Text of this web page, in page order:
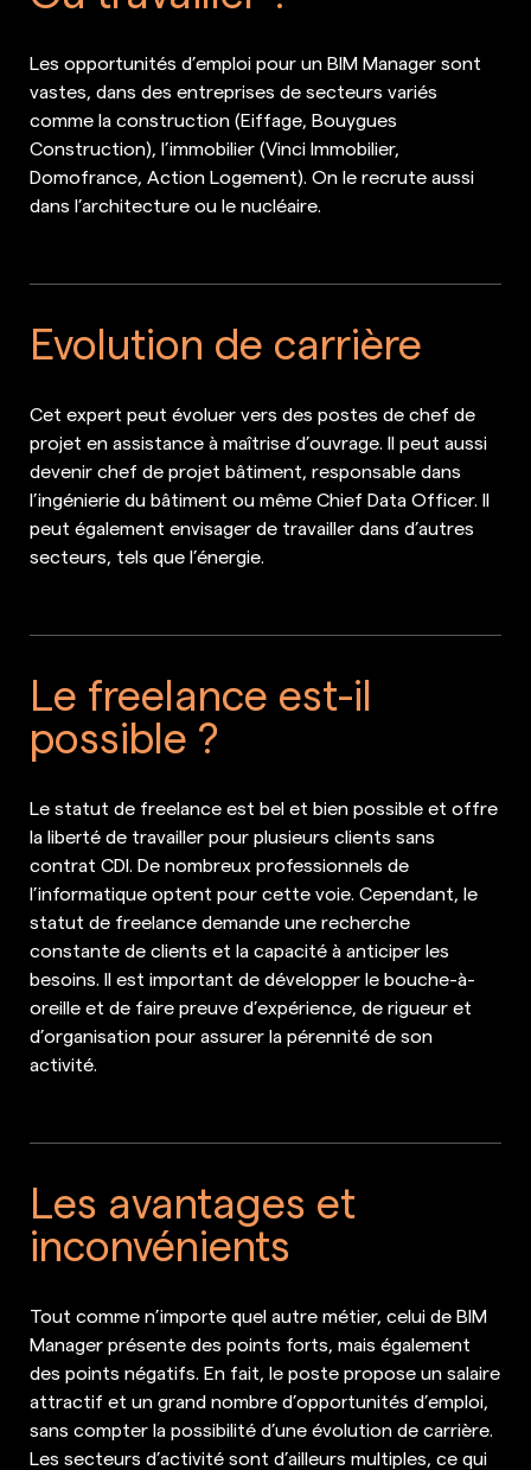
Les opportunités d’emploi pour un BIM Manager sont
vastes, dans des entreprises de secteurs variés
comme la construction (Eiffage, Bouygues
Construction), l’immobilier (Vinci Immobilier,
Domofrance, Action Logement). On le recrute aussi
dans l’architecture ou le nucléaire.
Evolution de carrière
Cet expert peut évoluer vers des postes de chef de
projet en assistance à maîtrise d’ouvrage. Il peut aussi
devenir chef de projet bâtiment, responsable dans
l’ingénierie du bâtiment ou même Chief Data Officer. Il
peut également envisager de travailler dans d’autres
secteurs, tels que l’énergie.
Le freelance est-il
possible ?
Le statut de freelance est bel et bien possible et offre
la liberté de travailler pour plusieurs clients sans
contrat CDI. De nombreux professionnels de
l’informatique optent pour cette voie. Cependant, le
statut de freelance demande une recherche
constante de clients et la capacité à anticiper les
besoins. Il est important de développer le bouche-à-
oreille et de faire preuve d’expérience, de rigueur et
d’organisation pour assurer la pérennité de son
activité.
Les avantages et
inconvénients
Tout comme n’importe quel autre métier, celui de BIM
Manager présente des points forts, mais également
des points négatifs. En fait, le poste propose un salaire
attractif et un grand nombre d’opportunités d’emploi,
sans compter la possibilité d’une évolution de carrière.
Les secteurs d’activité sont d’ailleurs multiples, ce qui